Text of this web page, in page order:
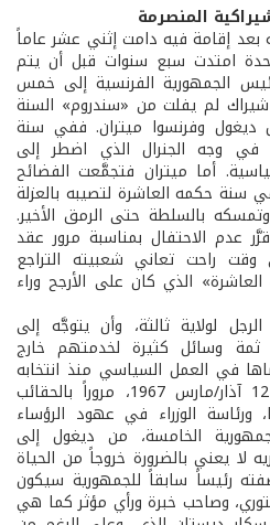
المنصرمة
بعد إقامة فيه دامت إثني عشر عاماً
امتدت سبع سنوات قبل أن يتم
الجمهورية الفرنسية إلى خمس
للتجديد (2). لكن شيراك لم يفلت من «سندروم» السنة
ديغول وفرنسوا ميتران. ففي سنة
في وجه الجنرال الذي اضطر إلى
أما ميتران فتجمَّعت الفضائح
سنة حكمه العاشرة لتصيبه بالعزلة
بالسلطة حتى الرمق الأخير.
عدم الاحتفال بمناسبة مرور عقد
راحت تعاني شعبيته التراجع
الذي كان على الأرجح وراء
لولاية ثالثة، وأن يتوجَّه إلى
ثمة وسائل كثيرة لخدمتهم خارج
قضاها في العمل السياسي منذ انتخابه
نائباً عن مدينة «كوريز» في 12 آذار/مارس 1967، مروراً بالحقائب
ورئاسة الوزراء في عهود الرؤساء
الخامسة، من ديغول إلى
لا يعني بالضرورة خروجاً من الحياة
رئيساً سابقاً للجمهورية سيكون
وصاحب خبرة ورأي مؤثر كما هي